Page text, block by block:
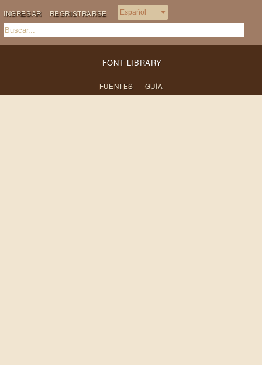
INGRESAR REGRISTRARSE
FONT LIBRARY
FUENTES GUÍA